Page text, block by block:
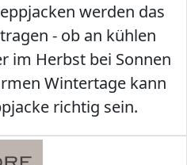
werden das
- ob an kühlen
im Herbst bei Sonnen
Wintertage kann
richtig sein.